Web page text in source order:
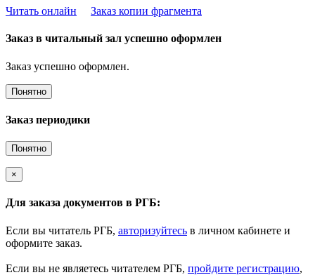
Читать онлайн
Заказ копии фрагмента
Заказ в читальный зал успешно оформлен
Заказ успешно оформлен.
Понятно
Заказ периодики
Понятно
×
Для заказа документов в РГБ:
Если вы читатель РГБ, авторизуйтесь в личном кабинете и
оформите заказ.
Если вы не являетесь читателем РГБ, пройдите регистрацию,